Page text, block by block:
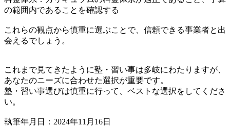
の範囲内であることを確認する
これらの観点から慎重に選ぶことで、信頼できる事業者と出
会えるでしょう。
これまで見てきたように塾・習い事は多岐にわたりますが、
あなたのニーズに合わせた選択が重要です。
塾・習い事選びは慎重に行って、ベストな選択をしてくださ
い。
執筆年月日：2024年11月16日